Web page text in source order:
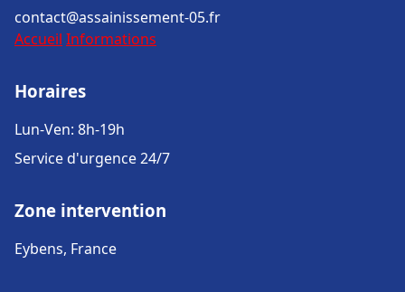
contact@assainissement-05.fr
Accueil Informations
Horaires
Lun-Ven: 8h-19h
Service d'urgence 24/7
Zone intervention
Eybens, France